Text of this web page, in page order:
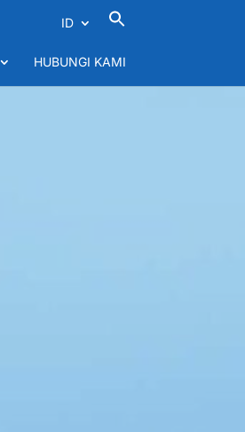
ID
HUBUNGI KAMI